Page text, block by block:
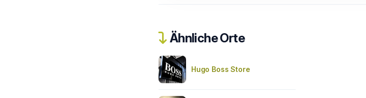
Ähnliche Orte
Hugo Boss Store